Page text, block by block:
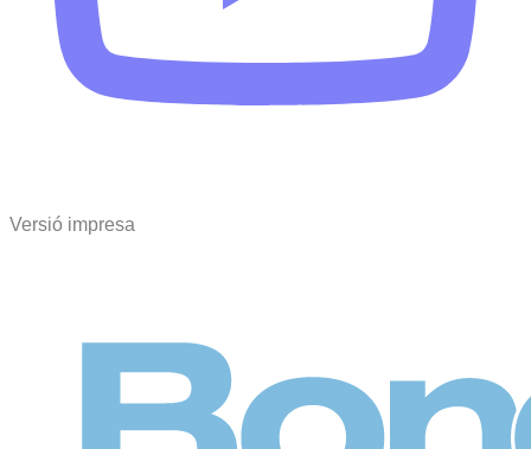
Versió impresa